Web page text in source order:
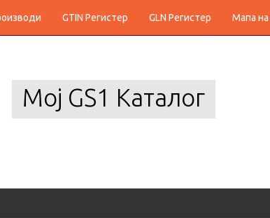
GTIN Регистер GLN Регистер Мапа
Мој GS1 Каталог